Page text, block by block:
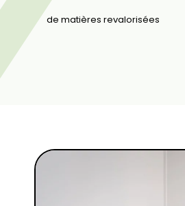
de matières revalorisées